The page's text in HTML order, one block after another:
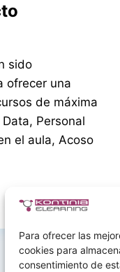
Para ofrecer las
cookies para
consentimiento de
sido
ofrecer una
de máxima
Personal
el aula, Acoso